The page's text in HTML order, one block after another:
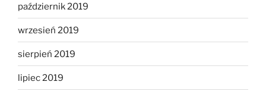
październik 2019
wrzesień 2019
sierpień 2019
lipiec 2019